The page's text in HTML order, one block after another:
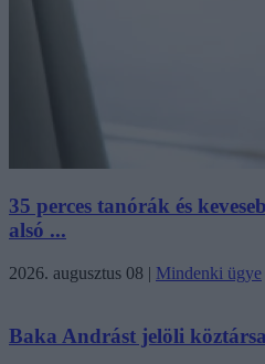
35 perces tanórák és
alsó ...
2026. augusztus 08 | Mindenki ügye
Baka Andrást jelöli